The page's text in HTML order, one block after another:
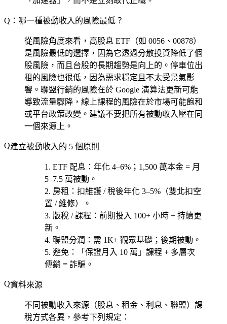
Q：哪一種被動收入的風險最低？
從風險角度來看，高股息 ETF（如 0056、00878）
是風險最低的選擇，因為它透過分散投資降低了個
股風險，而且台股的長期趨勢是向上的。停車位出
租的風險也很低，因為需求穩定且不太受景氣影
響。聯盟行銷的風險在於 Google 演算法更新可能
導致流量驟降，線上課程的風險在於市場可能飽和
或平台政策改變。建議不要把所有被動收入壓在同
一個來源上。
建立被動收入的 5 個原則
ETF 配息 ：年化 4–6%；1,500 萬本金 = 月
5–7.5 萬被動。
房租 ：扣維護 / 稅後年化 3–5%（雙北扣空
置 / 維修）。
版稅 / 課程 ：前期投入 100+ 小時 + 持續更
新。
聯盟分潤 ：需 1K+ 觀眾基礎；後期被動。
避免 ：「保證月入 10 萬」課程 + 多層次
傳銷 = 詐騙。
資料來源
不同被動收入來源（股息、租金、利息、聯盟）課
稅方式各異，參考下列規定：